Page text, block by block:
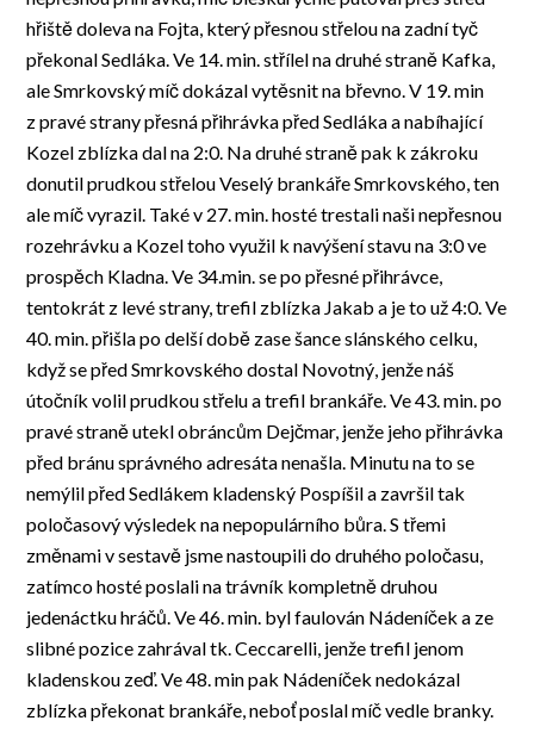
hřiště doleva na Fojta, který přesnou střelou na zadní tyč
překonal Sedláka. Ve 14. min. střílel na druhé straně Kafka,
ale Smrkovský míč dokázal vytěsnit na břevno. V 19. min
z pravé strany přesná přihrávka před Sedláka a nabíhající
Kozel zblízka dal na 2:0. Na druhé straně pak k zákroku
donutil prudkou střelou Veselý brankáře Smrkovského, ten
ale míč vyrazil. Také v 27. min. hosté trestali naši nepřesnou
rozehrávku a Kozel toho využil k navýšení stavu na 3:0 ve
prospěch Kladna. Ve 34.min. se po přesné přihrávce,
tentokrát z levé strany, trefil zblízka Jakab a je to už 4:0. Ve
40. min. přišla po delší době zase šance slánského celku,
když se před Smrkovského dostal Novotný, jenže náš
útočník volil prudkou střelu a trefil brankáře. Ve 43. min. po
pravé straně utekl obráncům Dejčmar, jenže jeho přihrávka
před bránu správného adresáta nenašla. Minutu na to se
nemýlil před Sedlákem kladenský Pospíšil a završil tak
poločasový výsledek na nepopulárního bůra. S třemi
změnami v sestavě jsme nastoupili do druhého poločasu,
zatímco hosté poslali na trávník kompletně druhou
jedenáctku hráčů. Ve 46. min. byl faulován Nádeníček a ze
slibné pozice zahrával tk. Ceccarelli, jenže trefil jenom
kladenskou zeď. Ve 48. min pak Nádeníček nedokázal
zblízka překonat brankáře, neboť poslal míč vedle branky.